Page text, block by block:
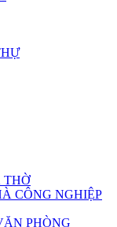
THỜ
CÔNG NGHIỆP
PHÒNG